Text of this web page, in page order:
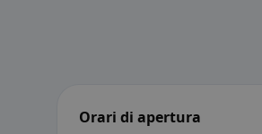
Orari di apertura